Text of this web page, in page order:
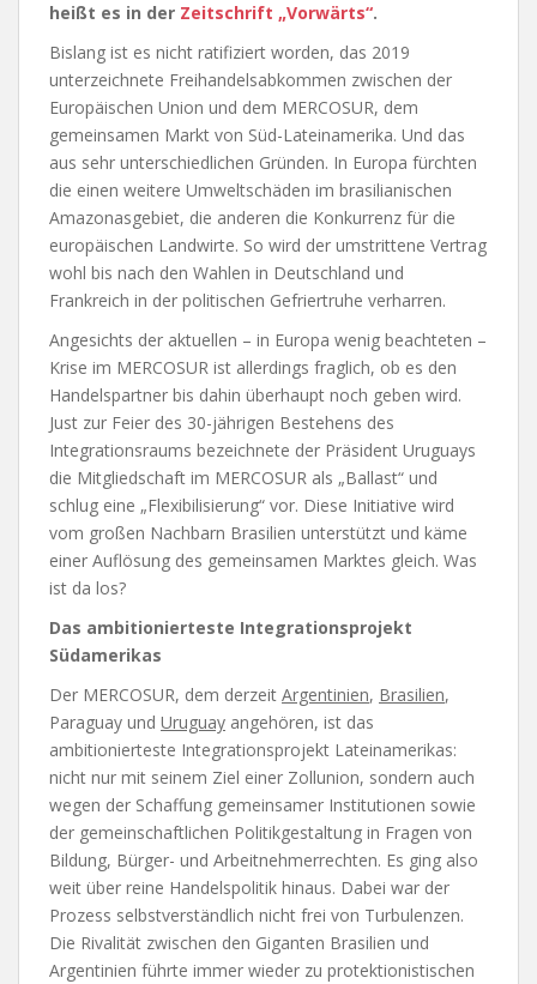
heißt es in der Zeitschrift „Vorwärts“.
Bislang ist es nicht ratifiziert worden, das 2019
unterzeichnete Freihandelsabkommen zwischen der
Europäischen Union und dem MERCOSUR, dem
gemeinsamen Markt von Süd-Lateinamerika. Und das
aus sehr unterschiedlichen Gründen. In Europa fürchten
die einen weitere Umweltschäden im brasilianischen
Amazonasgebiet, die anderen die Konkurrenz für die
europäischen Landwirte. So wird der umstrittene Vertrag
wohl bis nach den Wahlen in Deutschland und
Frankreich in der politischen Gefriertruhe verharren.
Angesichts der aktuellen – in Europa wenig beachteten –
Krise im MERCOSUR ist allerdings fraglich, ob es den
Handelspartner bis dahin überhaupt noch geben wird.
Just zur Feier des 30-jährigen Bestehens des
Integrationsraums bezeichnete der Präsident Uruguays
die Mitgliedschaft im MERCOSUR als „Ballast“ und
schlug eine „Flexibilisierung“ vor. Diese Initiative wird
vom großen Nachbarn Brasilien unterstützt und käme
einer Auflösung des gemeinsamen Marktes gleich. Was
ist da los?
Das ambitionierteste Integrationsprojekt
Südamerikas
Der MERCOSUR, dem derzeit Argentinien, Brasilien,
Paraguay und Uruguay angehören, ist das
ambitionierteste Integrationsprojekt Lateinamerikas:
nicht nur mit seinem Ziel einer Zollunion, sondern auch
wegen der Schaffung gemeinsamer Institutionen sowie
der gemeinschaftlichen Politikgestaltung in Fragen von
Bildung, Bürger- und Arbeitnehmerrechten. Es ging also
weit über reine Handelspolitik hinaus. Dabei war der
Prozess selbstverständlich nicht frei von Turbulenzen.
Die Rivalität zwischen den Giganten Brasilien und
Argentinien führte immer wieder zu protektionistischen